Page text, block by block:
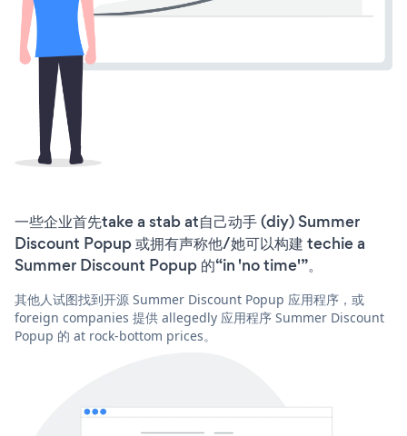
一些企业首先take a stab at自己动手 (diy) Summer
Discount Popup 或拥有声称他/她可以构建 techie a
Summer Discount Popup 的“in 'no time'”。
其他人试图找到开源 Summer Discount Popup 应用程序，或
foreign companies 提供 allegedly 应用程序 Summer Discount
Popup 的 at rock-bottom prices。